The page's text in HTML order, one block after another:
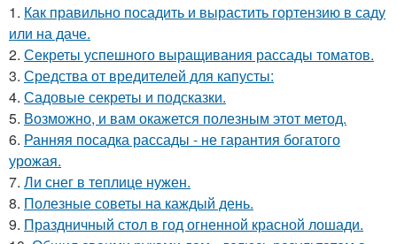
1. Как правильно посадить и вырастить гортензию в саду
или на даче.
2. Секреты успешного выращивания рассады томатов.
3. Средства от вредителей для капусты:
4. Садовые секреты и подсказки.
5. Возможно, и вам окажется полезным этот метод.
6. Ранняя посадка рассады - не гарантия богатого
урожая.
7. Ли снег в теплице нужен.
8. Полезные советы на каждый день.
9. Праздничный стол в год огненной красной лошади.